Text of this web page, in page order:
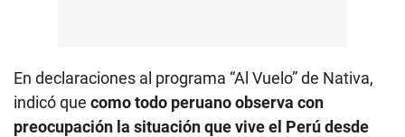
En declaraciones al programa “Al Vuelo” de Nativa,
indicó que como todo peruano observa con
preocupación la situación que vive el Perú desde